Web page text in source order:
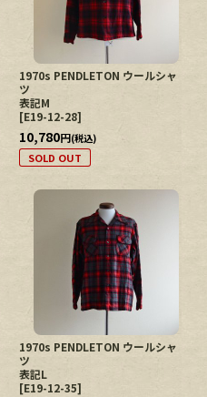
1970s PENDLETON ウールシャ
ツ
表記M
[E19-12-28]
10,780円(税込)
SOLD OUT
1970s PENDLETON ウールシャ
ツ
表記L
[E19-12-35]